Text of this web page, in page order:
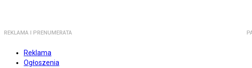
REKLAMA I PRENUMERATA
Reklama
Ogłoszenia